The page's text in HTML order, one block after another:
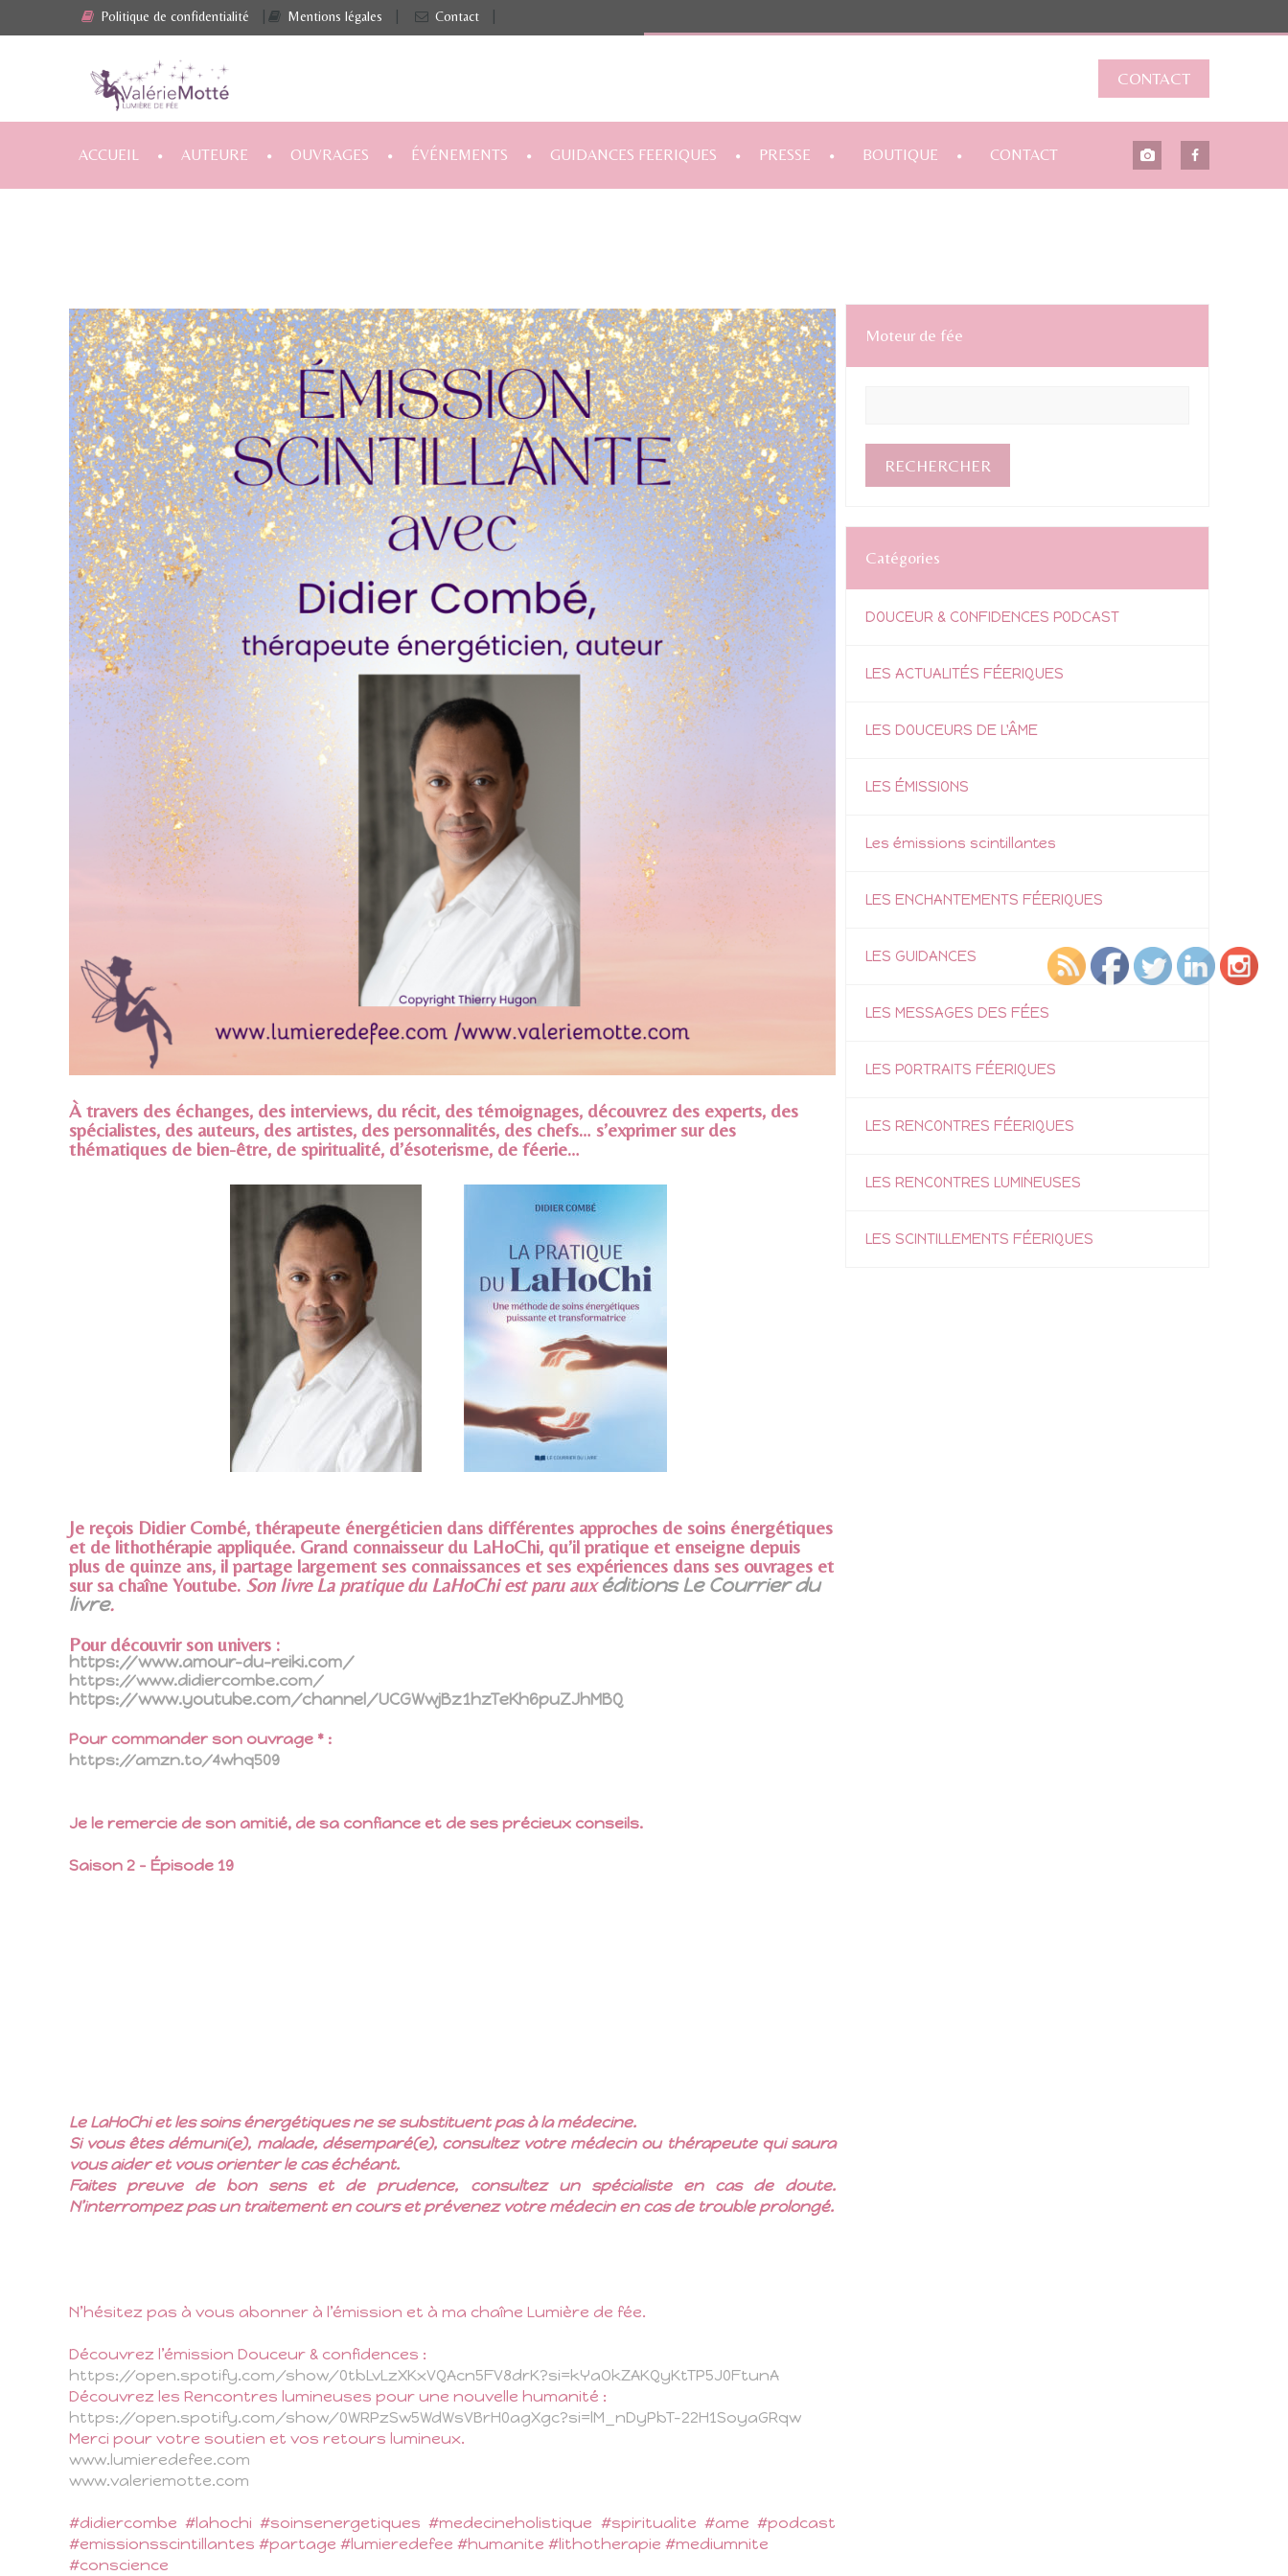
Politique de confidentialité Mentions légales Contact
CONTACT
ACCUEIL AUTEURE OUVRAGES ÉVÉNEMENTS GUIDANCES FEERIQUES PRESSE BOUTIQUE CONTACT
À travers des échanges, des interviews, du récit, des témoignages, découvrez des experts, des
spécialistes, des auteurs, des artistes, des personnalités, des chefs… s’exprimer sur des
thématiques de bien-être, de spiritualité, d’ésoterisme, de féerie…
Je reçois Didier Combé, thérapeute énergéticien dans différentes approches de soins énergétiques
et de lithothérapie appliquée. Grand connaisseur du LaHoChi, qu’il pratique et enseigne depuis
plus de quinze ans, il partage largement ses connaissances et ses expériences dans ses ouvrages et
sur sa chaîne Youtube. Son livre La pratique du LaHoChi est paru auxéditions Le Courrier du
livre.
Pour découvrir son univers :
https://www.amour-du-reiki.com/
https://www.didiercombe.com/
https://www.youtube.com/channel/UCGWwjBz1hzTeKh6puZJhMBQ
Pour commander son ouvrage * :
https://amzn.to/4whq509
Je le remercie de son amitié, de sa confiance et de ses précieux conseils.
Saison 2 – Épisode 19
Le LaHoChi et les soins énergétiques ne se substituent pas à la médecine.
Si vous êtes démuni(e), malade, désemparé(e), consultez votre médecin ou thérapeute qui saura
vous aider et vous orienter le cas échéant.
Faites preuve de bon sens et de prudence, consultez un spécialiste en cas de doute.
N’interrompez pas un traitement en cours et prévenez votre médecin en cas de trouble prolongé.
N’hésitez pas à vous abonner à l’émission et à ma chaîne Lumière de fée.
Découvrez l’émission Douceur & confidences :
⁠⁠⁠⁠⁠⁠⁠⁠⁠https://open.spotify.com/show/0tbLvLzXKxVQAcn5FV8drK?si=kYaOkZAKQyKtTP5J0FtunA⁠⁠⁠⁠⁠⁠⁠⁠⁠
Découvrez les Rencontres lumineuses pour une nouvelle humanité :
⁠https://open.spotify.com/show/0WRPzSw5WdWsVBrH0agXgc?si=lM_nDyPbT-22H1SoyaGRqw⁠
Merci pour votre soutien et vos retours lumineux.
⁠⁠⁠⁠⁠⁠⁠⁠⁠⁠⁠⁠⁠⁠⁠⁠⁠www.lumieredefee.com⁠⁠⁠⁠⁠⁠⁠⁠⁠⁠⁠⁠⁠⁠⁠⁠⁠
⁠⁠⁠⁠⁠⁠⁠⁠⁠⁠⁠⁠⁠⁠⁠⁠⁠www.valeriemotte.com⁠⁠⁠⁠⁠⁠⁠⁠⁠⁠⁠⁠⁠⁠⁠⁠⁠
#didiercombe #lahochi #soinsenergetiques #medecineholistique #spiritualite #ame #podcast
#emissionsscintillantes #partage #lumieredefee #humanite #lithotherapie #mediumnite
#conscience
Moteur de fée
Catégories
DOUCEUR & CONFIDENCES PODCAST
LES ACTUALITÉS FÉERIQUES
LES DOUCEURS DE L'ÂME
LES ÉMISSIONS
Les émissions scintillantes
LES ENCHANTEMENTS FÉERIQUES
LES GUIDANCES
LES MESSAGES DES FÉES
LES PORTRAITS FÉERIQUES
LES RENCONTRES FÉERIQUES
LES RENCONTRES LUMINEUSES
LES SCINTILLEMENTS FÉERIQUES